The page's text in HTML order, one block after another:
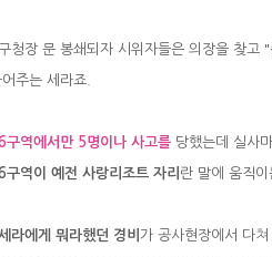
장 문 봉쇄되자 시위자들은 의장을 찾고 "
주는 세라죠.
구역에서만 5명이나 사고를당했는데 실사
역이 예전 사랑리조트 자리 란 말에 움직이
라에게 뭐라했던 경비 가 공사현장에서 다쳐